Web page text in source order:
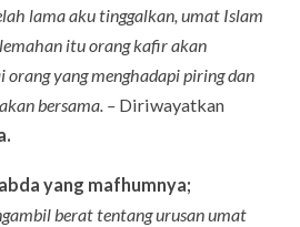
lama aku tinggalkan, umat Islam
itu orang kafir akan
orang yang menghadapi piring dan
bersama. – Diriwayatkan
yang mafhumnya;
berat tentang urusan umat